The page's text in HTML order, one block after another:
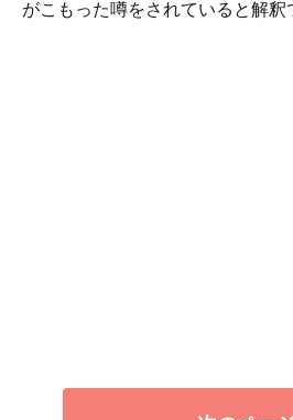
がこもった噂をされていると解釈